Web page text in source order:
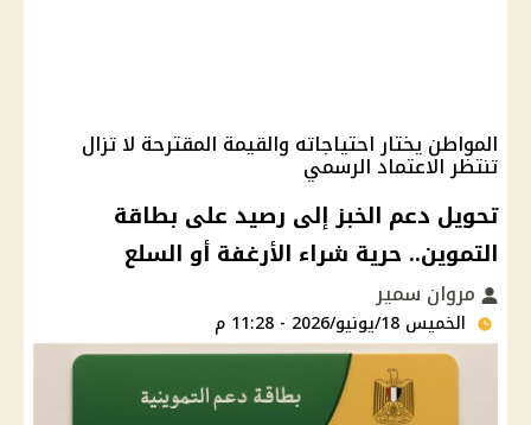
المواطن يختار احتياجاته والقيمة المقترحة لا تزال
تنتظر الاعتماد الرسمي
تحويل دعم الخبز إلى رصيد على بطاقة
التموين.. حرية شراء الأرغفة أو السلع
مروان سمير
الخميس 18/يونيو/2026 - 11:28 م